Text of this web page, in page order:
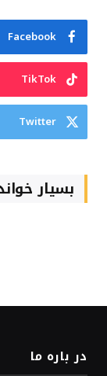
Facebook
TikTok
Twitter
بسیار
در باره ما